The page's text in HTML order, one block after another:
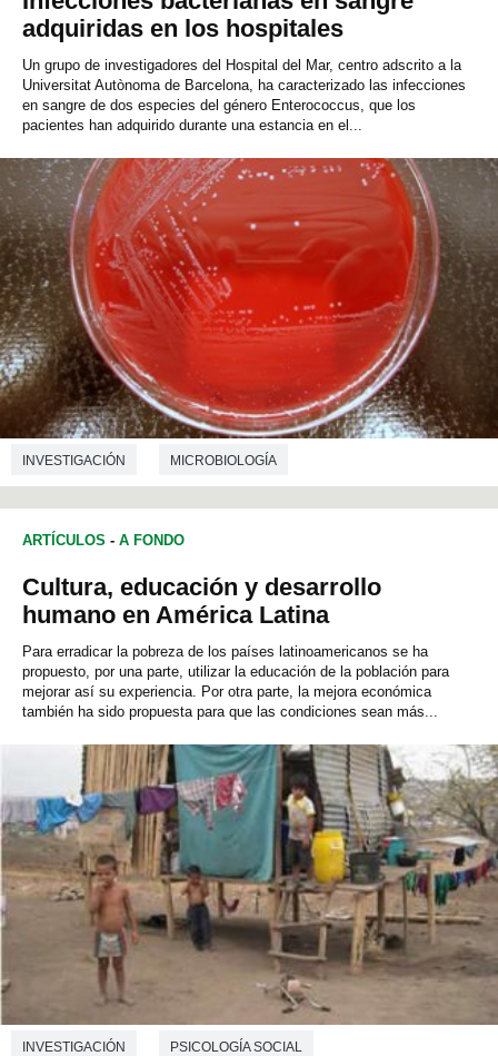
adquiridas en los hospitales
Un grupo de investigadores del Hospital del Mar, centro adscrito a la
Universitat Autònoma de Barcelona, ha caracterizado las infecciones
en sangre de dos especies del género Enterococcus, que los
pacientes han adquirido durante una estancia en el...
INVESTIGACIÓN MICROBIOLOGÍA
ARTÍCULOS - A FONDO
Cultura, educación y desarrollo
humano en América Latina
Para erradicar la pobreza de los países latinoamericanos se ha
propuesto, por una parte, utilizar la educación de la población para
mejorar así su experiencia. Por otra parte, la mejora económica
también ha sido propuesta para que las condiciones sean más...
INVESTIGACIÓN PSICOLOGÍA SOCIAL